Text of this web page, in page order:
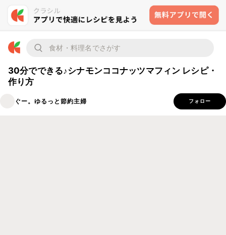
30分でできる♪シナモンココナッツマフィン レシピ・
作り方
ぐー。ゆるっと節約主婦 フォロー